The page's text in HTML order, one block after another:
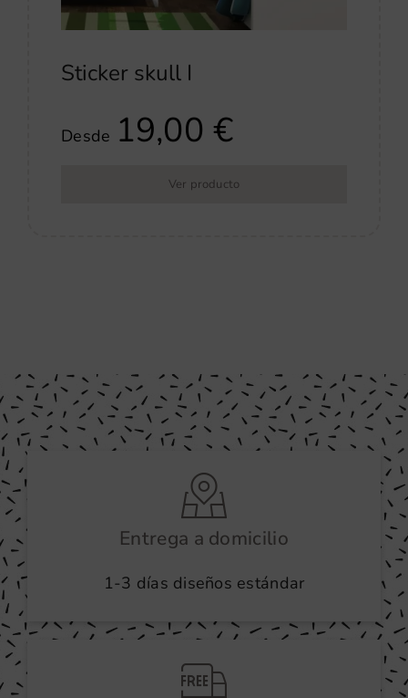
Sticker skull I
Desde 19,00€
Ver producto
Entrega a domicilio
1-3 días diseños estándar